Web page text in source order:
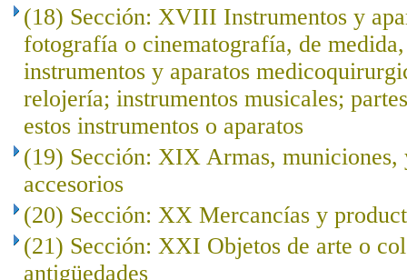
(18) Sección: XVIII Instrumentos y
fotografía o cinematografía, de
instrumentos y aparatos
relojería; instrumentos musicales;
estos instrumentos o aparatos
(19) Sección: XIX Armas, municiones,
accesorios
(20) Sección: XX Mercancías y
(21) Sección: XXI Objetos de arte o
antigüedades